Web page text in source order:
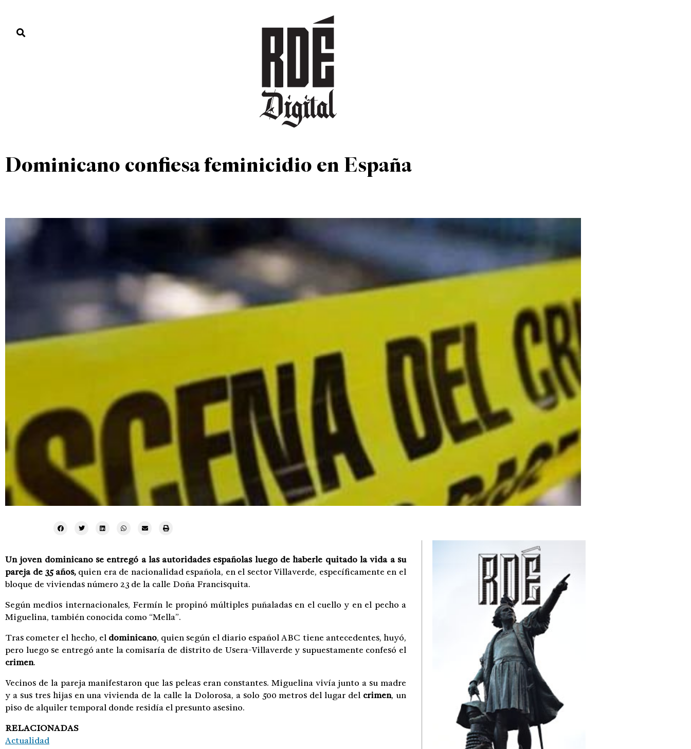
DEPORTES CULTURA ENTRETENIMIENTO
Dominicano confiesa feminicidio en España
Un joven dominicano se entregó a las autoridades españolas luego de haberle quitado la vida a su
pareja de 35 años, quien era de nacionalidad española, en el sector Villaverde, específicamente en el
bloque de viviendas número 23 de la calle Doña Francisquita.
Según medios internacionales, Fermín le propinó múltiples puñaladas en el cuello y en el pecho a
Miguelina, también conocida como “Mella”.
Tras cometer el hecho, el dominicano, quien según el diario español ABC tiene antecedentes, huyó,
pero luego se entregó ante la comisaría de distrito de Usera-Villaverde y supuestamente confesó el
crimen.
Vecinos de la pareja manifestaron que las peleas eran constantes. Miguelina vivía junto a su madre
y a sus tres hijas en una vivienda de la calle la Dolorosa, a solo 500 metros del lugar del crimen, un
piso de alquiler temporal donde residía el presunto asesino.
RELACIONADAS
Actualidad